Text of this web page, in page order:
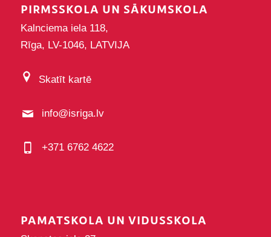
PIRMSSKOLA UN SĀKUMSKOLA
Kalnciema iela 118,
Rīga, LV-1046, LATVIJA
Skatīt kartē
info@isriga.lv
+371 6762 4622
PAMATSKOLA UN VIDUSSKOLA